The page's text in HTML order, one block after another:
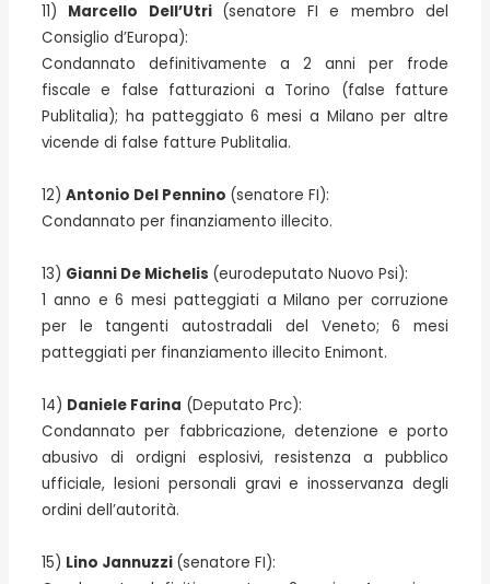
11) Marcello Dell’Utri (senatore FI e membro del
Consiglio d’Europa):
Condannato definitivamente a 2 anni per frode
fiscale e false fatturazioni a Torino (false fatture
Publitalia); ha patteggiato 6 mesi a Milano per altre
vicende di false fatture Publitalia.
12) Antonio Del Pennino (senatore FI):
Condannato per finanziamento illecito.
13) Gianni De Michelis (eurodeputato Nuovo Psi):
1 anno e 6 mesi patteggiati a Milano per corruzione
per le tangenti autostradali del Veneto; 6 mesi
patteggiati per finanziamento illecito Enimont.
14) Daniele Farina (Deputato Prc):
Condannato per fabbricazione, detenzione e porto
abusivo di ordigni esplosivi, resistenza a pubblico
ufficiale, lesioni personali gravi e inosservanza degli
ordini dell’autorità.
15) Lino Jannuzzi (senatore FI):